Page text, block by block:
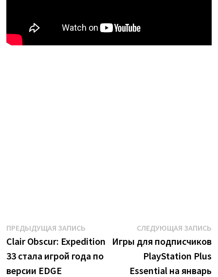
Навигация
по
записям
ПРЕДЫДУЩАЯ ЗАПИСЬПредыдущая
запись:
Clair Obscur: Expedition
33 стала игрой года по
версии EDGE
СЛЕДУЮЩАЯ ЗАПИСЬ
Игры для подписчиков
PlayStation Plus
Essential на январь